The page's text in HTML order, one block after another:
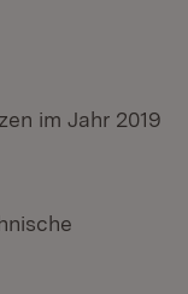
im Jahr 2019